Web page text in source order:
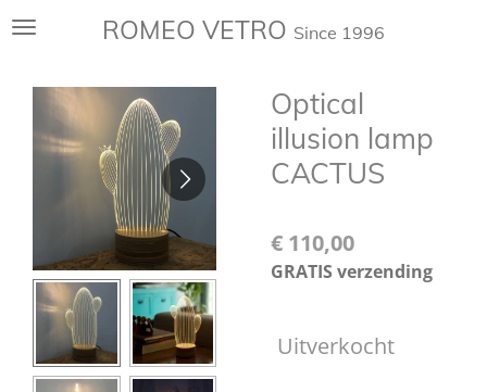
Ga
hoofdinhoud
ROMEO VETRO Since 1996
Optical
illusion lamp
CACTUS
€ 110,00
GRATIS verzending
Uitverkocht